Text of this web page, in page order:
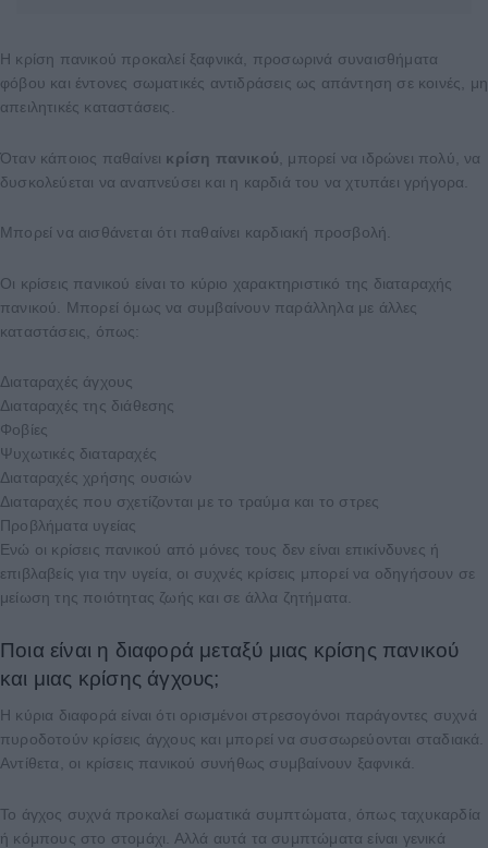
Η κρίση πανικού προκαλεί ξαφνικά, προσωρινά συναισθήματα
φόβου και έντονες σωματικές αντιδράσεις ως απάντηση σε κοινές, μη
απειλητικές καταστάσεις.
Όταν κάποιος παθαίνει κρίση πανικού , μπορεί να ιδρώνει πολύ, να
δυσκολεύεται να αναπνεύσει και η καρδιά του να χτυπάει γρήγορα.
Μπορεί να αισθάνεται ότι παθαίνει καρδιακή προσβολή.
Οι κρίσεις πανικού είναι το κύριο χαρακτηριστικό της διαταραχής
πανικού. Μπορεί όμως να συμβαίνουν παράλληλα με άλλες
καταστάσεις, όπως:
Διαταραχές άγχους
Διαταραχές της διάθεσης
Φοβίες
Ψυχωτικές διαταραχές
Διαταραχές χρήσης ουσιών
Διαταραχές που σχετίζονται με το τραύμα και το στρες
Προβλήματα υγείας
Ενώ οι κρίσεις πανικού από μόνες τους δεν είναι επικίνδυνες ή
επιβλαβείς για την υγεία, οι συχνές κρίσεις μπορεί να οδηγήσουν σε
μείωση της ποιότητας ζωής και σε άλλα ζητήματα.
Ποια είναι η διαφορά μεταξύ μιας κρίσης πανικού
και μιας κρίσης άγχους;
Η κύρια διαφορά είναι ότι ορισμένοι στρεσογόνοι παράγοντες συχνά
πυροδοτούν κρίσεις άγχους και μπορεί να συσσωρεύονται σταδιακά.
Αντίθετα, οι κρίσεις πανικού συνήθως συμβαίνουν ξαφνικά.
Το άγχος συχνά προκαλεί σωματικά συμπτώματα, όπως ταχυκαρδία
ή κόμπους στο στομάχι. Αλλά αυτά τα συμπτώματα είναι γενικά